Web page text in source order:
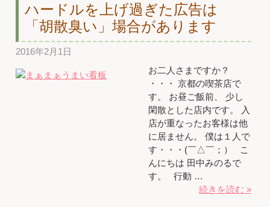
ハードルを上げ過ぎた広告は
「胡散臭い」場合があります
2016年2月1日
お二人さまですか？
・・・ 京都の喫茶店で
す。 お昼ご飯前、 少し
閑散とした店内です。 入
店が重なったお客様は他
に居ません。 僕は１人で
す・・・(￣△￣；） こ
んにちは 田中みのるで
す。 行動 …
続きを読む »